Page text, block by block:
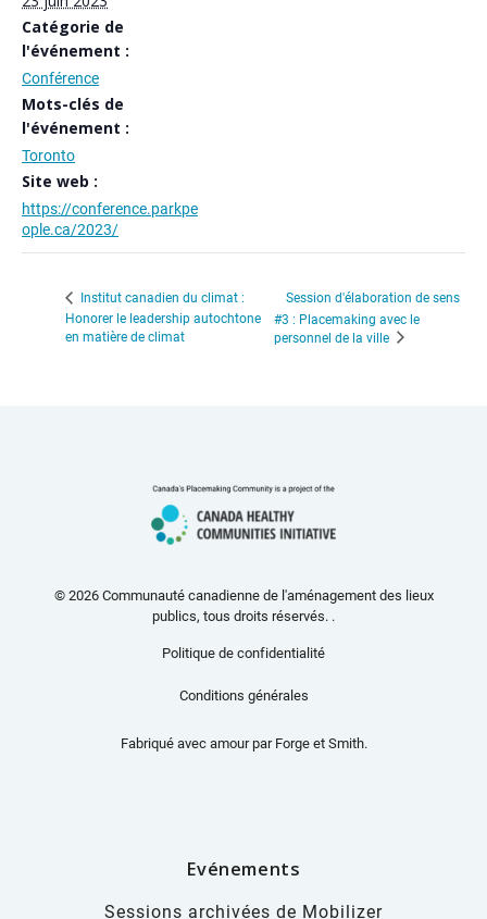
Catégorie de
l'événement :
Conférence
Mots-clés de
l'événement :
Toronto
Site web :
https://conference.parkpe
ople.ca/2023/
Institut canadien du climat :
Honorer le leadership autochtone
en matière de climat
Session d'élaboration de sens
#3 : Placemaking avec le
personnel de la ville
© 2026 Communauté canadienne de l'aménagement des lieux
publics, tous droits réservés. .
Politique de confidentialité
Conditions générales
Fabriqué avec amour parForge et Smith.
Evénements
Sessions archivées de Mobilizer